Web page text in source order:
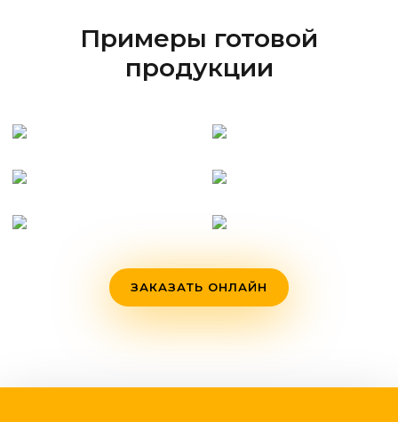
Примеры готовой
продукции
ЗАКАЗАТЬ ОНЛАЙН